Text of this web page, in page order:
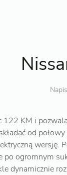
122 KM i
od
wersję.
po ogromnym
dynamicznie